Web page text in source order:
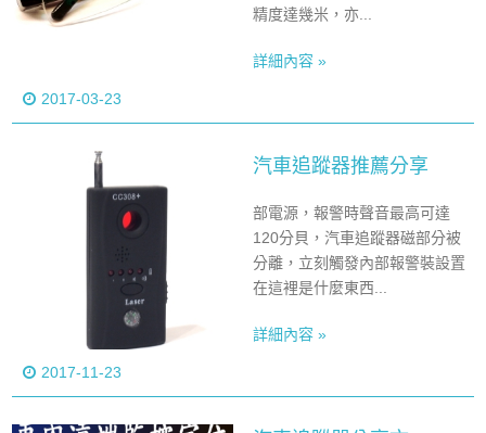
2017-03-23
精度達幾米，亦...
詳細內容 »
2017-11-23
汽車追蹤器推薦分享
部電源，報警時聲音最高可達
120分貝，汽車追蹤器磁部分被
分離，立刻觸發內部報警裝設置
在這裡是什麼東西...
詳細內容 »